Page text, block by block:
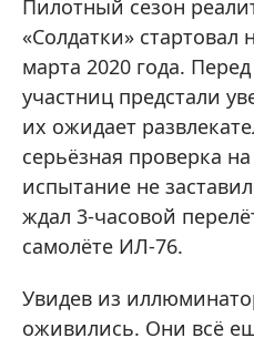
Пилотный сезон
«Солдатки» стартовал
марта 2020 года.
участниц предстали
их ожидает
серьёзная проверка
испытание не
ждал 3-часовой
самолёте ИЛ-76.
Увидев из
оживились. Они всё